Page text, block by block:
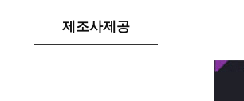
제조사제공